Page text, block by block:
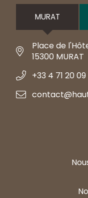
MURAT
Place de
15300 MURAT
+33 4 71 20